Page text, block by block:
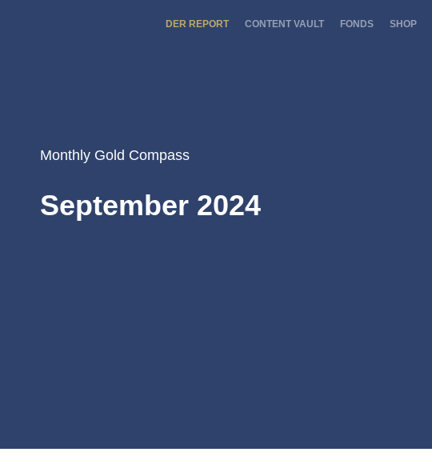
DER REPORT CONTENT VAULT FONDS SHOP
Monthly Gold Compass
September 2024